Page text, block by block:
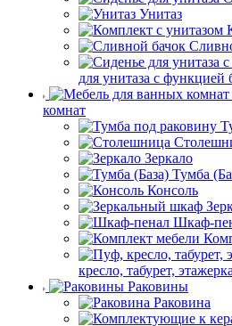
Унитаз
для унитаза с функцией
комнат
Зеркало
Тумба
Консоль
Шкаф-
кресло, табурет,
Раковины
Раковина